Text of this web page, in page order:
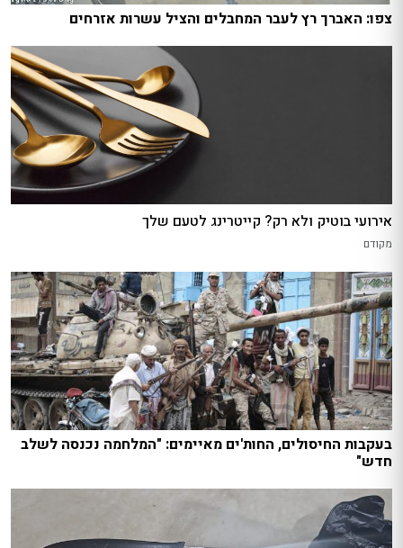
צפו: האברך רץ לעבר המחבלים והציל עשרות אזרחים
אירועי בוטיק ולא רק? קייטרינג לטעם שלך
מקודם
בעקבות החיסולים, החות'ים מאיימים: "המלחמה נכנסה לשלב
חדש"